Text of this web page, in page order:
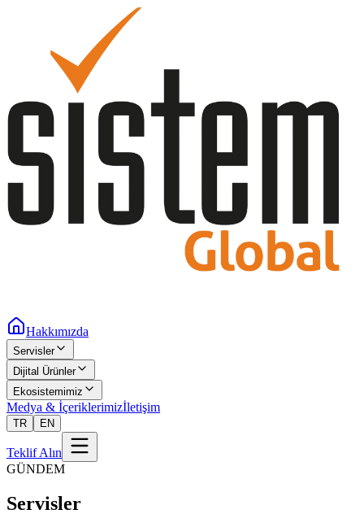
Hakkımızda
Servisler
Dijital Ürünler
Ekosistemimiz
Medya & İçeriklerimizİletişim
TR EN
Teklif Alın
GÜNDEM
Servisler